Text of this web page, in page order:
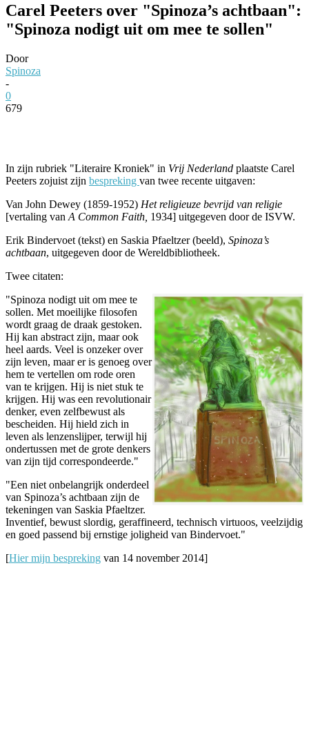
Carel Peeters over "Spinoza’s achtbaan":
"Spinoza nodigt uit om mee te sollen"
Door
Spinoza
-
0
679
In zijn rubriek "Literaire Kroniek" in Vrij Nederland plaatste Carel
Peeters zojuist zijn bespreking van twee recente uitgaven:
Van John Dewey (1859-1952) Het religieuze bevrijd van religie
[vertaling van A Common Faith, 1934] uitgegeven door de ISVW.
Erik Bindervoet (tekst) en Saskia Pfaeltzer (beeld), Spinoza’s
achtbaan, uitgegeven door de Wereldbibliotheek.
Twee citaten:
"Spinoza nodigt uit om mee te
sollen. Met moeilijke filosofen
wordt graag de draak gestoken.
Hij kan abstract zijn, maar ook
heel aards. Veel is onzeker over
zijn leven, maar er is genoeg over
hem te vertellen om rode oren
van te krijgen. Hij is niet stuk te
krijgen. Hij was een revolutionair
denker, even zelfbewust als
bescheiden. Hij hield zich in
leven als lenzenslijper, terwijl hij
ondertussen met de grote denkers
van zijn tijd correspondeerde."
"Een niet onbelangrijk onderdeel
van Spinoza’s achtbaan zijn de
tekeningen van Saskia Pfaeltzer.
Inventief, bewust slordig, geraffineerd, technisch virtuoos, veelzijdig
en goed passend bij ernstige joligheid van Bindervoet."
[Hier mijn bespreking van 14 november 2014]